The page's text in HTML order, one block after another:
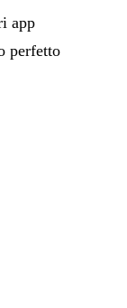
app
perfetto